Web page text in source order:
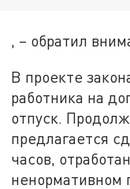
, – обратил
В проекте
работника на
отпуск.
предлагается
часов,
ненормативном